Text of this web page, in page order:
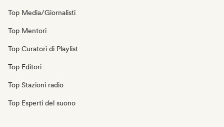
Top Media/Giornalisti
Top Mentori
Top Curatori di Playlist
Top Editori
Top Stazioni radio
Top Esperti del suono